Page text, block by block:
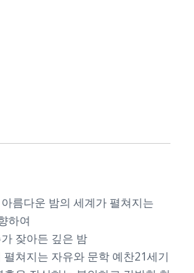
름다운 밤의 세계가 펼쳐지는
하여
잦아든 깊은 밤
쳐지는 자유와 문학 예찬21세기